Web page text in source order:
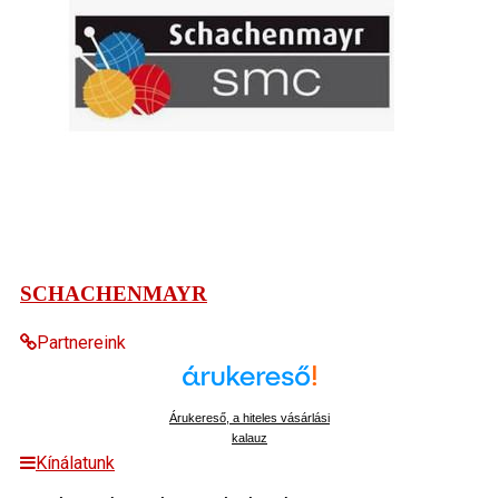
SCHACHENMAYR
Partnereink
Árukereső, a hiteles vásárlási
kalauz
Kínálatunk